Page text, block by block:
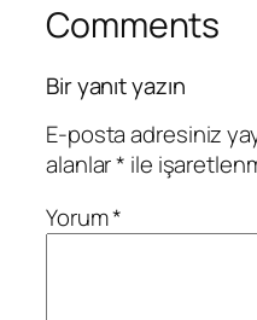
Comments
Bir yanıt yazın
E-posta adresiniz
alanlar* ile
Yorum*